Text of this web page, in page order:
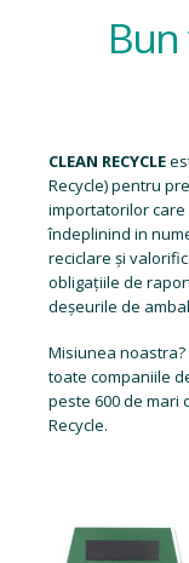
Bun
CLEAN RECYCLE
Recycle) pentru
importatorilor
îndeplinind in
reciclare și
obligațiile de
deșeurile de
Misiunea
toate companiile
peste 600 de mari
Recycle.